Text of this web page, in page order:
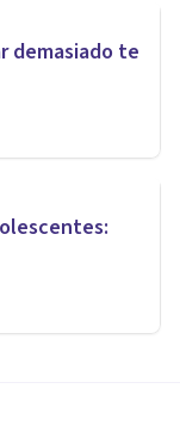
demasiado te